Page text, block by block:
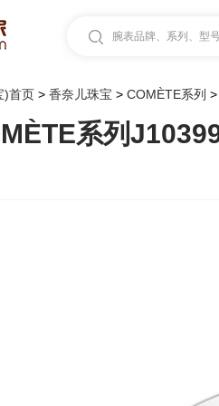
腕表品牌、系列、型
)首页 > 香奈儿珠宝 > COMÈTE系列
系列